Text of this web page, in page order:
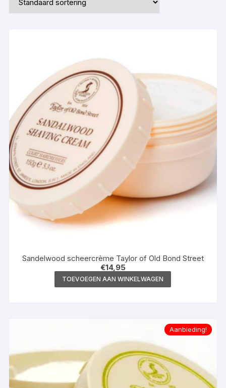
Sandelwood scheercrème Taylor of Old Bond Street
€14,95
TOEVOEGEN AAN WINKELWAGEN
Aanbieding!